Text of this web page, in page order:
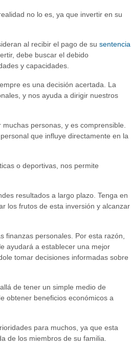
no lo es, ya que invertir en su
al recibir el pago de su sentencia
debe buscar el debido
y capacidades.
es una decisión acertada. La
y nos ayuda a dirigir nuestros
personas, y es comprensible.
que influye directamente en la
o deportivas, nos permite
resultados a largo plazo. Tenga en
los frutos de esta inversión y alcanzar
finanzas personales. Por esta razón,
ayudará a establecer una mejor
tomar decisiones informadas sobre
de tener un simple medio de
obtener beneficios económicos a
para muchos, ya que esta
de los miembros de su familia.